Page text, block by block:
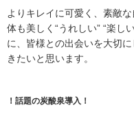
よりキレイに可愛く、素敵
体も美しく“うれしい” “楽し
に、皆様との出会いを大切
きたいと思います。
！話題の炭酸泉導入！